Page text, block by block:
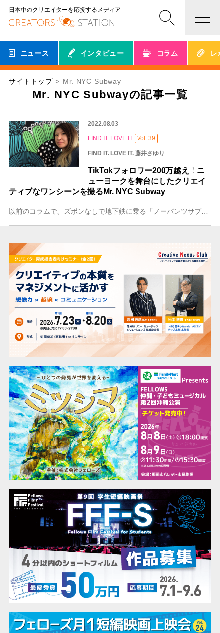
日本中のクリエイターを応援するメディア
ニュース インタビュー コラム レ
サイトトップ Mr. NYC Subway
Mr. NYC Subwayの記事一覧
2022.08.03
FIND IT. LOVE IT. Vol. 39
FIND IT. LOVE IT. 藤井さゆり
TikTokフォロワー200万越え！ニ
ューヨークを舞台にしたクリエイ
ティブなワンシーンを撮るMr. NYC Subway
以前のコラムで、ズボンなしで地下鉄に乗る「ノーパンツサブウェイライド」などのいたずらを仕掛けるImprov Everywhereというニューヨークのパフォーマン